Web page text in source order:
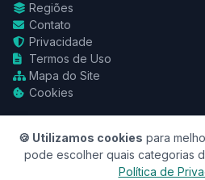
Regiões
Contato
Privacidade
Termos de Uso
Mapa do Site
Cookies
© 2026 RedeCasas. Todos
🍪 Utilizamos cookies para
pode escolher quais categorias
Política de